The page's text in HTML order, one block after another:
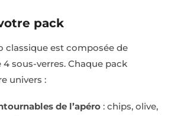
pack
classique est composée de
sous-verres. Chaque pack
univers :
de l’apéro : chips, olive,